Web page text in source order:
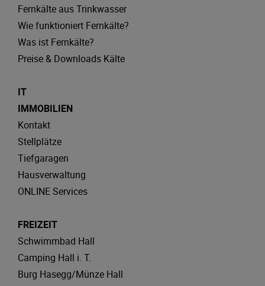
Fernkälte aus Trinkwasser
Wie funktioniert Fernkälte?
Was ist Fernkälte?
Preise & Downloads Kälte
IT
IMMOBILIEN
Kontakt
Stellplätze
Tiefgaragen
Hausverwaltung
ONLINE Services
FREIZEIT
Schwimmbad Hall
Camping Hall i. T.
Burg Hasegg/Münze Hall